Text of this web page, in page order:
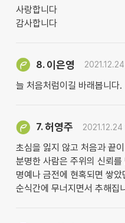
사랑합니다
감사합니다
8. 이은영
늘 처음처럼이길 바래봅니다.
7.허영주
초심을 잃지 않고 처음과 끝이
분명한 사람은 주위의 신뢰를
명예나 금전에 현혹되면 쌓았
순식간에 무너지면서 추해집